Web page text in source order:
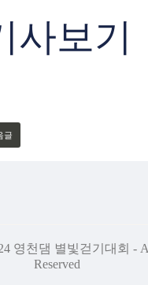
사보기
글
영천댐 별빛걷기대회 -
Reserved